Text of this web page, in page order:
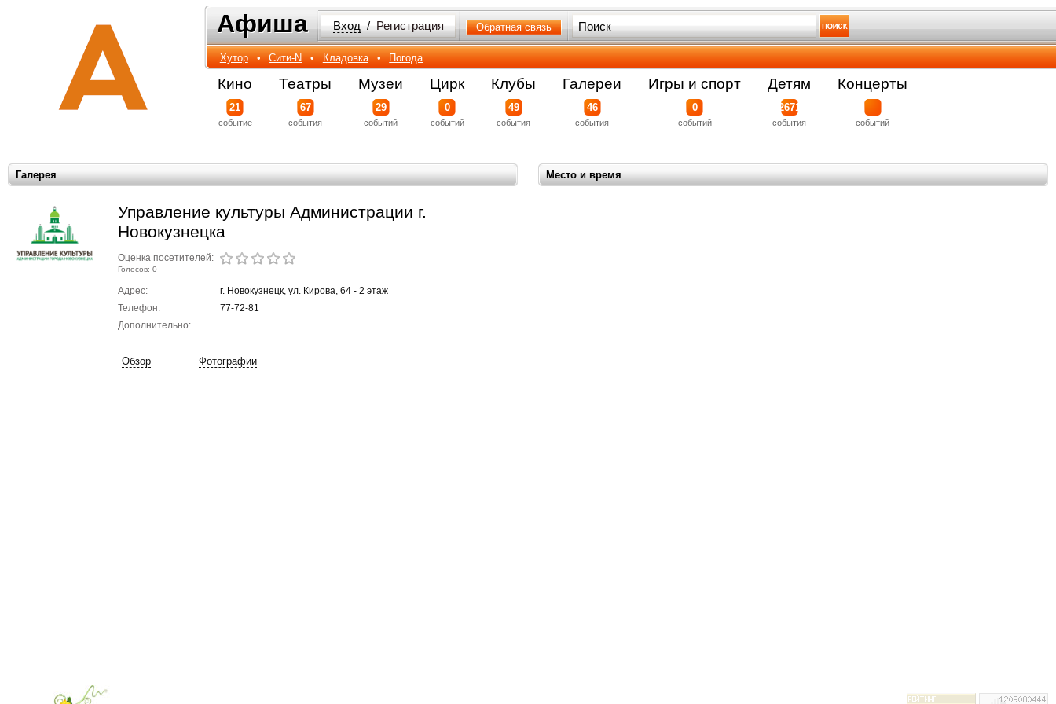
Афиша
Афиша Вход / Регистрация Обратная связь
Хутор • Сити-N • Кладовка • Погода
Кино
21
событиe
Театры
67
события
Музеи
29
событий
Цирк
0
событий
Клубы
49
события
Галереи
46
события
Игры и спорт
0
событий
Детям
2671
события
Концерты
событий
Место и время
Галерея
Управление культуры Администрации г.
Новокузнецка
Оценка посетителей:
Голосов: 0
Адрес:
г. Новокузнецк, ул. Кирова, 64 - 2 этаж
Телефон:
77-72-81
Дополнительно:
Обзор Фотографии